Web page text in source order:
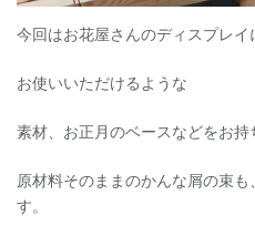
今回はお花屋さんのディスプレイ
お使いいただけるような
素材、お正月のベースなどをお持
原材料そのままのかんな屑の束
す。